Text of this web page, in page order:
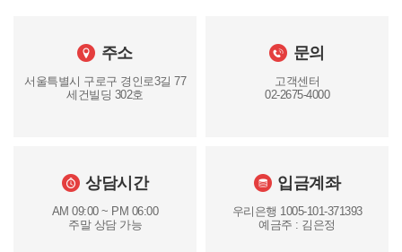
주소
서울특별시 구로구 경인로3길 77
세건빌딩 302호
문의
고객센터
02-2675-4000
상담시간
AM 09:00 ~ PM 06:00
주말 상담 가능
입금계좌
우리은행 1005-101-371393
예금주 : 김은정